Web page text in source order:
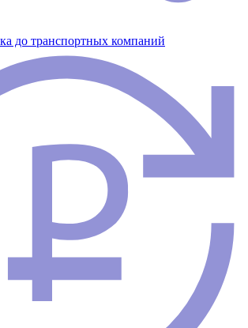
до транспортных компаний